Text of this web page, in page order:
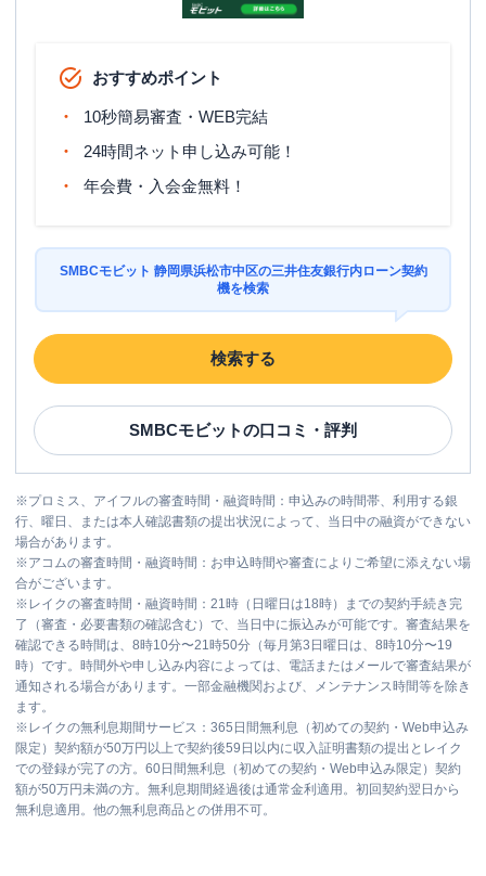
おすすめポイント
10秒簡易審査・WEB完結
24時間ネット申し込み可能！
年会費・入会金無料！
SMBCモビット 静岡県浜松市中区の三井住友銀行内ローン契約
機を検索
検索する
SMBCモビットの口コミ・評判
※プロミス、アイフルの審査時間・融資時間：申込みの時間帯、利用する銀
行、曜日、または本人確認書類の提出状況によって、当日中の融資ができない
場合があります。
※アコムの審査時間・融資時間：お申込時間や審査によりご希望に添えない場
合がございます。
※ レイクの審査時間・融資時間：21時（日曜日は18時）までの契約手続き完
了（審査・必要書類の確認含む）で、当日中に振込みが可能です。審査結果を
確認できる時間は、8時10分〜21時50分（毎月第3日曜日は、8時10分〜19
時）です。時間外や申し込み内容によっては、電話またはメールで審査結果が
通知される場合があります。一部金融機関および、メンテナンス時間等を除き
ます。
※ レイクの無利息期間サービス：365日間無利息（初めての契約・Web申込み
限定）契約額が50万円以上で契約後59日以内に収入証明書類の提出とレイク
での登録が完了の方。60日間無利息（初めての契約・Web申込み限定）契約
額が50万円未満の方。無利息期間経過後は通常金利適用。初回契約翌日から
無利息適用。他の無利息商品との併用不可。